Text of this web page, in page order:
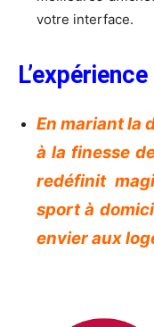
votre interface.
En mariant la
à la finesse
redéfinit
sport à
envier aux